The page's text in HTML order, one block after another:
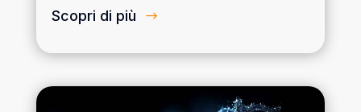
Scopri di più